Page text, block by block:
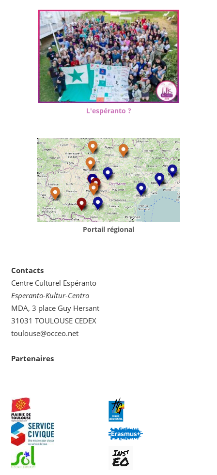
L'espéranto ?
Portail régional
Contacts
Centre Culturel Espéranto
Esperanto-Kultur-Centro
MDA, 3 place Guy Hersant
31031 TOULOUSE CEDEX
toulouse@occeo.net
Partenaires